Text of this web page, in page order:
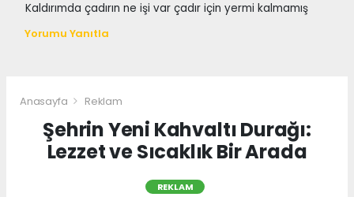
Kaldırımda çadırın ne işi var çadır için yermi kalmamış
Yorumu Yanıtla
Anasayfa Reklam
Şehrin Yeni Kahvaltı Durağı:
Lezzet ve Sıcaklık Bir Arada
REKLAM